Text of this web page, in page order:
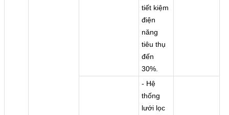
tiết kiệm
điện
năng
tiêu thụ
đến
30%.
- Hệ
thống
lưới lọc